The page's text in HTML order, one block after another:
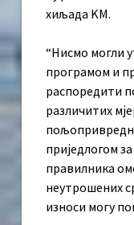
хиљада KМ.
“Нисмо могли
програмом и
распоредити
различитих
приједлогом
правилника
неутрошених
износи могу